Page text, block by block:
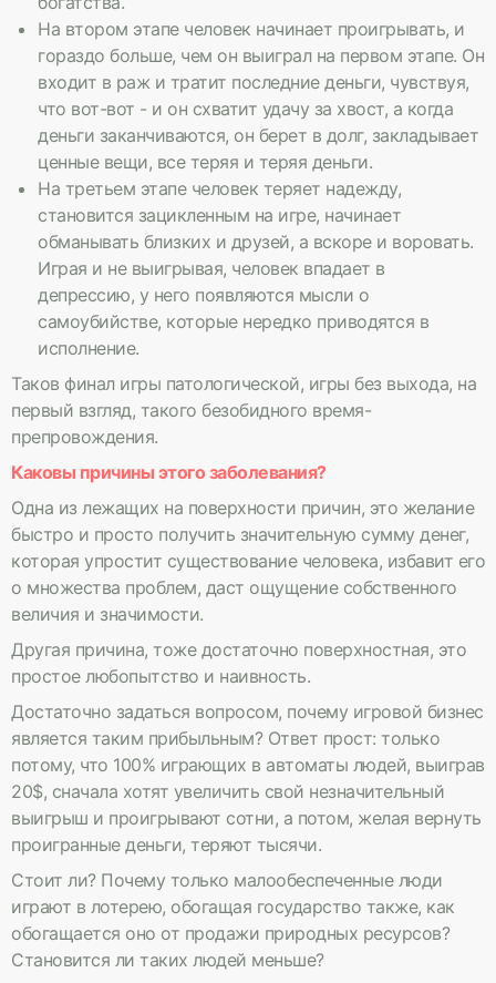
На втором этапе человек начинает проигрывать, и
гораздо больше, чем он выиграл на первом этапе. Он
входит в раж и тратит последние деньги, чувствуя,
что вот-вот - и он схватит удачу за хвост, а когда
деньги заканчиваются, он берет в долг, закладывает
ценные вещи, все теряя и теряя деньги.
На третьем этапе человек теряет надежду,
становится зацикленным на игре, начинает
обманывать близких и друзей, а вскоре и воровать.
Играя и не выигрывая, человек впадает в
депрессию, у него появляются мысли о
самоубийстве, которые нередко приводятся в
исполнение.
Таков финал игры патологической, игры без выхода, на
первый взгляд, такого безобидного время-
препровождения.
Каковы причины этого заболевания?
Одна из лежащих на поверхности причин, это желание
быстро и просто получить значительную сумму денег,
которая упростит существование человека, избавит его
о множества проблем, даст ощущение собственного
величия и значимости.
Другая причина, тоже достаточно поверхностная, это
простое любопытство и наивность.
Достаточно задаться вопросом, почему игровой бизнес
является таким прибыльным? Ответ прост: только
потому, что 100% играющих в автоматы людей, выиграв
20$, сначала хотят увеличить свой незначительный
выигрыш и проигрывают сотни, а потом, желая вернуть
проигранные деньги, теряют тысячи.
Стоит ли? Почему только малообеспеченные люди
играют в лотерею, обогащая государство также, как
обогащается оно от продажи природных ресурсов?
Становится ли таких людей меньше?